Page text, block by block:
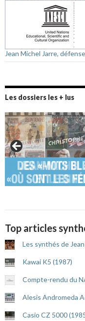
Jean Michel Jarre,
Les dossiers les + lus
Top articles
Les synthés de
Kawai K5 (1987)
Compte-rendu du
Alesis Andromeda
Casio CZ 5000